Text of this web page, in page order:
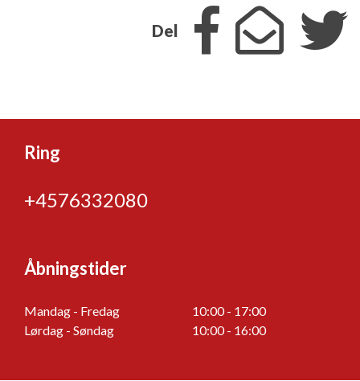
Del
Ring
+4576332080
Åbningstider
Mandag - Fredag
10:00 - 17:00
Lørdag - Søndag
10:00 - 16:00